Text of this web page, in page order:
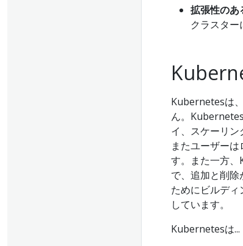
拡張性のあ
クラスター
Kubernetesは
ん。
イ、スケーリン
またユーザー
す。また一方
で、追加と削
ためにビルデ
しています。
Kubernetesは...